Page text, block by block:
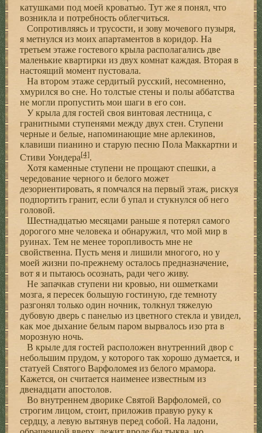
катушками под моей кроватью. Тут же я понял, что
возникла и потребность облегчиться.
Сопротивляясь и трусости, и зову мочевого пузыря,
я метнулся из моих апартаментов в коридор. На
третьем этаже гостевого крыла располагались две
маленькие квартирки из двух комнат каждая. Вторая в
настоящий момент пустовала.
На втором этаже сердитый русский, несомненно,
хмурился во сне. Но толстые стены и полы аббатства
не могли пропустить мои шаги в его сон.
У крыла для гостей своя винтовая лестница, с
гранитными ступенями между двух стен. Ступени
черные и белые, напоминающие мне арлекинов,
клавиши пианино и старую песню Пола Маккартни и
Стиви Уондера[4].
Хотя каменные ступени не прощают спешки, а
чередование черного и белого может
дезориентировать, я помчался на первый этаж, рискуя
подпортить гранит, если б упал и стукнулся об него
головой.
Шестнадцатью месяцами раньше я потерял самого
дорогого мне человека и обнаружил, что мой мир в
руинах. Тем не менее торопливость мне не
свойственна. Пусть меня и лишили многого, но у
моей жизни по-прежнему осталось предназначение,
вот я и пытаюсь осознать, ради чего живу.
Не запачкав ступени ни кровью, ни ошметками
мозга, я пересек большую гостиную, где темноту
разгонял только один ночник, толкнул тяжелую
дубовую дверь с панелью из цветного стекла и увидел,
как мое дыхание белым паром вырвалось изо рта в
морозную ночь.
В крыле для гостей расположен внутренний двор с
небольшим прудом, у которого так хорошо думается, и
статуей Святого Варфоломея из белого мрамора.
Кажется, он считается наименее известным из
двенадцати апостолов.
Во внутреннем дворике Святой Варфоломей, со
строгим лицом, стоит, приложив правую руку к
сердцу, а левую вытянув перед собой. На ладони,